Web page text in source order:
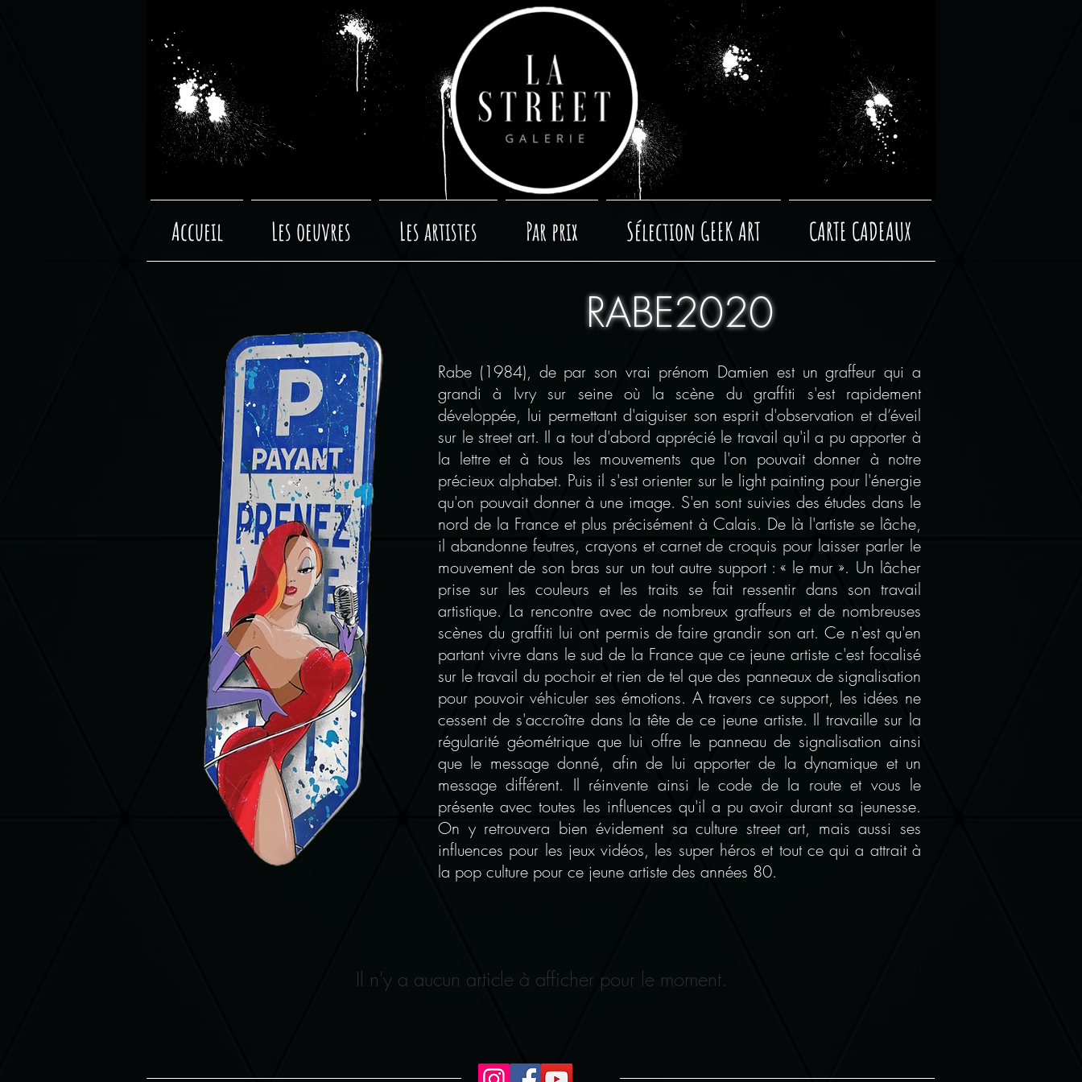
Accueil Les oeuvres Les artistes Par prix Sélection GEEK ART CARTE CADEAUX
RABE2020
Rabe (1984), de par son vrai prénom Damien est un graffeur qui a
grandi à Ivry sur seine où la scène du graffiti s'est rapidement
développée, lui permettant d'aiguiser son esprit d'observation et d’éveil
sur le street art. Il a tout d'abord apprécié le travail qu'il a pu apporter à
la lettre et à tous les mouvements que l'on pouvait donner à notre
précieux alphabet. Puis il s'est orienter sur le light painting pour l'énergie
qu'on pouvait donner à une image. S'en sont suivies des études dans le
nord de la France et plus précisément à Calais. De là l'artiste se lâche,
il abandonne feutres, crayons et carnet de croquis pour laisser parler le
mouvement de son bras sur un tout autre support : « le mur ». Un lâcher
prise sur les couleurs et les traits se fait ressentir dans son travail
artistique. La rencontre avec de nombreux graffeurs et de nombreuses
scènes du graffiti lui ont permis de faire grandir son art. Ce n'est qu'en
partant vivre dans le sud de la France que ce jeune artiste c'est focalisé
sur le travail du pochoir et rien de tel que des panneaux de signalisation
pour pouvoir véhiculer ses émotions. A travers ce support, les idées ne
cessent de s'accroître dans la tête de ce jeune artiste. Il travaille sur la
régularité géométrique que lui offre le panneau de signalisation ainsi
que le message donné, afin de lui apporter de la dynamique et un
message différent. Il réinvente ainsi le code de la route et vous le
présente avec toutes les influences qu'il a pu avoir durant sa jeunesse.
On y retrouvera bien évidement sa culture street art, mais aussi ses
influences pour les jeux vidéos, les super héros et tout ce qui a attrait à
la pop culture pour ce jeune artiste des années 80.
Il n'y a aucun article à afficher pour le moment.